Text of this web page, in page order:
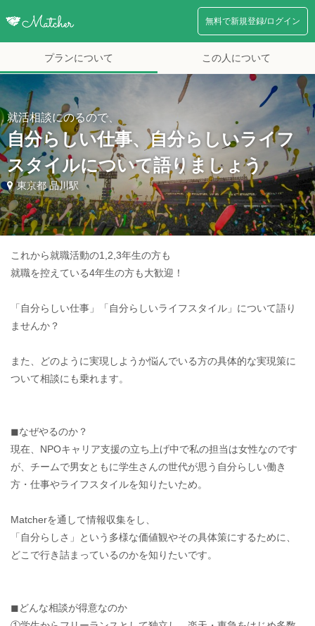
無料で新規登録/ログイン
プランについて この人について
就活相談にのるので、
自分らしい仕事、自分らしいライフ
スタイルについて語りましょう
東京都 品川駅
これから就職活動の1,2,3年生の方も
就職を控えている4年生の方も大歓迎！
「自分らしい仕事」「自分らしいライフスタイル」について語り
ませんか？
また、どのように実現しようか悩んでいる方の具体的な実現策に
ついて相談にも乗れます。
◼︎なぜやるのか？
現在、NPOキャリア支援の立ち上げ中で私の担当は女性なのです
が、チームで男女ともに学生さんの世代が思う自分らしい働き
方・仕事やライフスタイルを知りたいため。
Matcherを通して情報収集をし、
「自分らしさ」という多様な価値観やその具体策にするために、
どこで行き詰まっているのかを知りたいです。
◼︎どんな相談が得意なのか